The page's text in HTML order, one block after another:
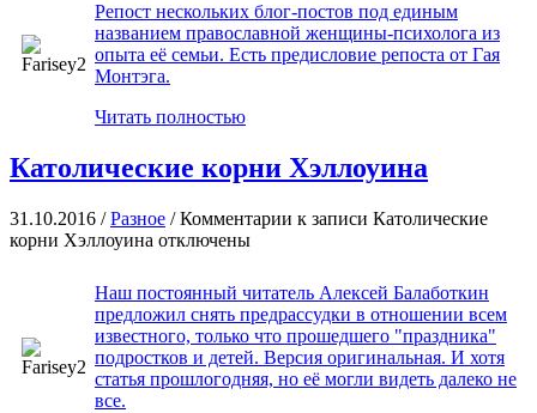
Репост нескольких блог-постов под единым
названием православной женщины-психолога из
опыта её семьи. Есть предисловие репоста от Гая
Монтэга.
Читать полностью
Католические корни Хэллоуина
31.10.2016 /Разное /Комментарии к записи Католические
корни Хэллоуина отключены
Наш постоянный читатель Алексей Балаботкин
предложил снять предрассудки в отношении всем
известного, только что прошедшего "праздника"
подростков и детей. Версия оригинальная. И хотя
статья прошлогодняя, но её могли видеть далеко не
все.